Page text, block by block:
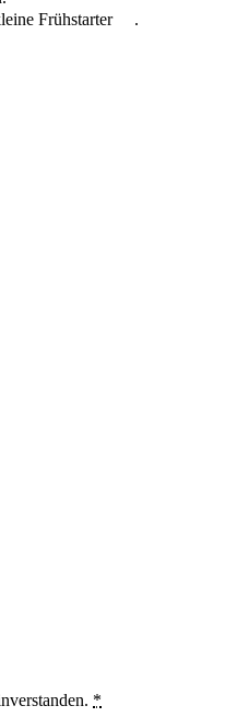
Frühstarter
.
*